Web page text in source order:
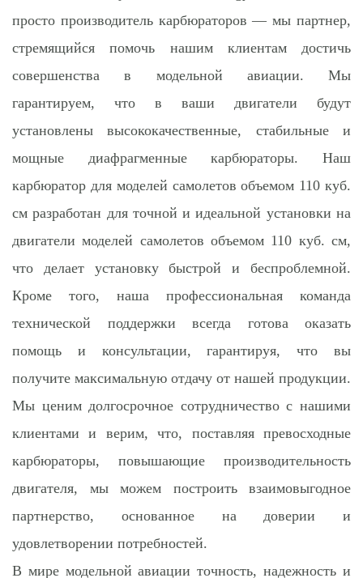
просто производитель карбюраторов — мы партнер,
стремящийся помочь нашим клиентам достичь
совершенства в модельной авиации. Мы
гарантируем, что в ваши двигатели будут
установлены высококачественные, стабильные и
мощные диафрагменные карбюраторы. Наш
карбюратор для моделей самолетов объемом 110 куб.
см разработан для точной и идеальной установки на
двигатели моделей самолетов объемом 110 куб. см,
что делает установку быстрой и беспроблемной.
Кроме того, наша профессиональная команда
технической поддержки всегда готова оказать
помощь и консультации, гарантируя, что вы
получите максимальную отдачу от нашей продукции.
Мы ценим долгосрочное сотрудничество с нашими
клиентами и верим, что, поставляя превосходные
карбюраторы, повышающие производительность
двигателя, мы можем построить взаимовыгодное
партнерство, основанное на доверии и
удовлетворении потребностей.
В мире модельной авиации точность, надежность и